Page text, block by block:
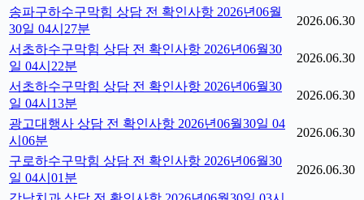
송파구하수구막힘 상담 전 확인사항 2026년06월
30일 04시27분
2026.06.30
서초하수구막힘 상담 전 확인사항 2026년06월30
일 04시22분
2026.06.30
서초하수구막힘 상담 전 확인사항 2026년06월30
일 04시13분
2026.06.30
광고대행사 상담 전 확인사항 2026년06월30일 04
시06분
2026.06.30
구로하수구막힘 상담 전 확인사항 2026년06월30
일 04시01분
2026.06.30